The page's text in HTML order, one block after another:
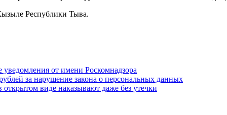
Республики Тыва.
от имени Роскомнадзора
за нарушение закона о персональных данных
открытом виде наказывают даже без утечки